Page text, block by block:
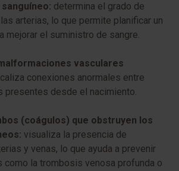
determina el grado de
arterias, lo que permite planificar un
mejorar el suministro de sangre.
vasculares
conexiones anormales entre
presentes desde el nacimiento.
(coágulos) que obstruyen los
visualiza la presencia de
y venas, lo que ayuda a prevenir
como la trombosis venosa profunda o